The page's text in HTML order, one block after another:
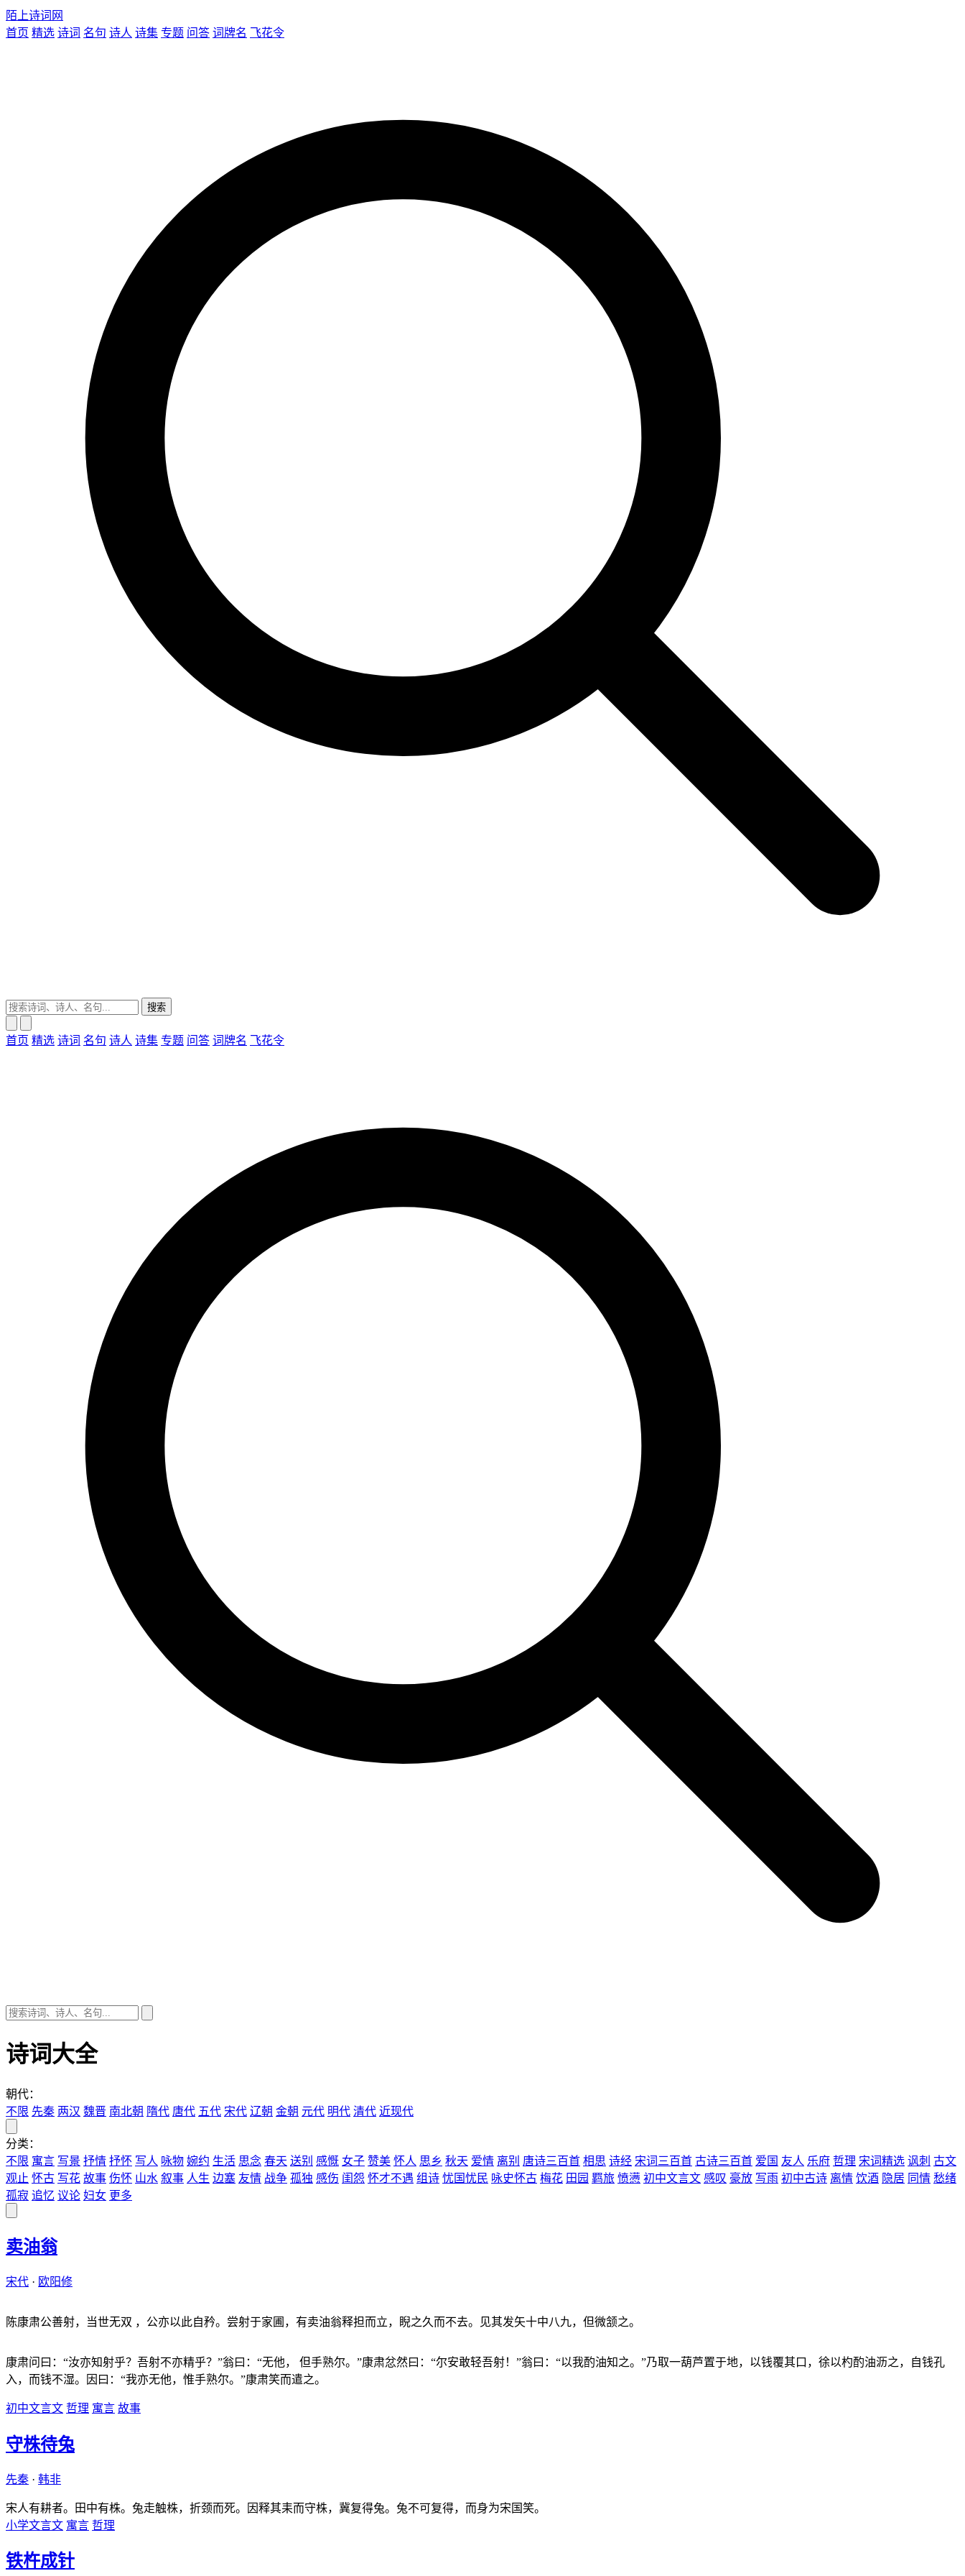
陌上诗词网
首页 精选 诗词 名句 诗人 诗集 专题 问答 词牌名 飞花令
搜索
首页 精选 诗词 名句 诗人 诗集 专题 问答 词牌名 飞花令
诗词大全
朝代：
不限 先秦 两汉 魏晋 南北朝 隋代 唐代 五代 宋代 辽朝 金朝 元代 明代 清代 近现代
分类：
不限 寓言 写景 抒情 抒怀 写人 咏物 婉约 生活 思念 春天 送别 感慨 女子 赞美 怀人 思乡 秋天 爱情 离别 唐诗三百首 相思 诗经 宋词三百首 古诗三百首 爱国 友人 乐府 哲理 宋词精选 讽刺 古文
观止 怀古 写花 故事 伤怀 山水 叙事 人生 边塞 友情 战争 孤独 感伤 闺怨 怀才不遇 组诗 忧国忧民 咏史怀古 梅花 田园 羁旅 愤懑 初中文言文 感叹 豪放 写雨 初中古诗 离情 饮酒 隐居 同情 愁绪
孤寂 追忆 议论 妇女 更多
卖油翁
宋代 · 欧阳修
陈康肃公善射，当世无双 ，公亦以此自矜。尝射于家圃，有卖油翁释担而立，睨之久而不去。见其发矢十中八九，但微颔之。
康肃问曰：“汝亦知射乎？吾射不亦精乎？”翁曰：“无他， 但手熟尔。”康肃忿然曰：“尔安敢轻吾射！”翁曰：“以我酌油知之。”乃取一葫芦置于地，以钱覆其口，徐以杓酌油沥之，自钱孔
入，而钱不湿。因曰：“我亦无他，惟手熟尔。”康肃笑而遣之。
初中文言文 哲理 寓言 故事
守株待兔
先秦 · 韩非
宋人有耕者。田中有株。兔走触株，折颈而死。因释其耒而守株，冀复得兔。兔不可复得，而身为宋国笑。
小学文言文 寓言 哲理
铁杵成针